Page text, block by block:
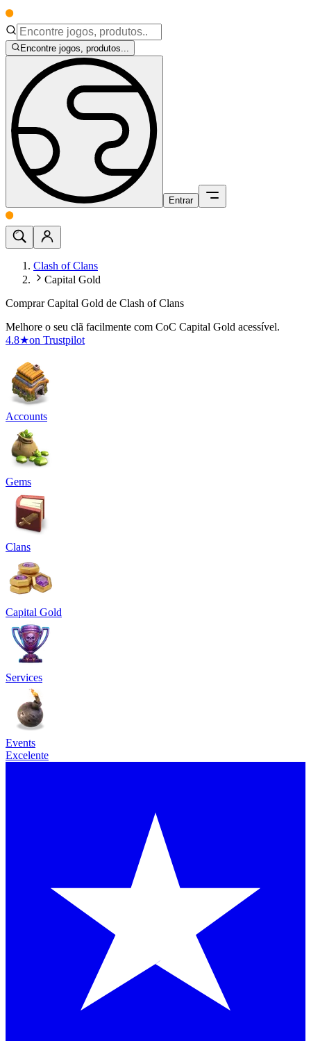
Encontre jogos, produtos...
Entrar
Clash of Clans
Capital Gold
Comprar Capital Gold de Clash of Clans
Melhore o seu clã facilmente com CoC Capital Gold acessível.
4.8★on Trustpilot
Accounts
Gems
Clans
Capital Gold
Services
Events
Excelente